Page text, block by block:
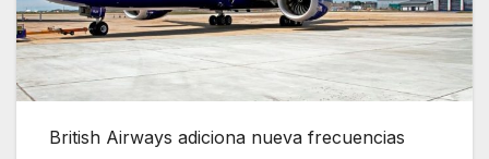
British Airways adiciona nueva frecuencias